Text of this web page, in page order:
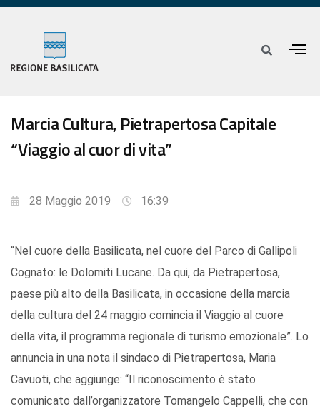
Marcia Cultura, Pietrapertosa Capitale
“Viaggio al cuor di vita”
28 Maggio 2019 16:39
“Nel cuore della Basilicata, nel cuore del Parco di Gallipoli
Cognato: le Dolomiti Lucane. Da qui, da Pietrapertosa,
paese più alto della Basilicata, in occasione della marcia
della cultura del 24 maggio comincia il Viaggio al cuore
della vita, il programma regionale di turismo emozionale”. Lo
annuncia in una nota il sindaco di Pietrapertosa, Maria
Cavuoti, che aggiunge: “Il riconoscimento è stato
comunicato dall’organizzatore Tomangelo Cappelli, che con